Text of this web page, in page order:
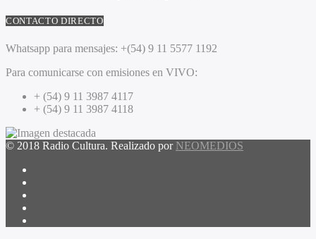
CONTACTO DIRECTO
Whatsapp para mensajes: +(54) 9 11 5577 1192
Para comunicarse con emisiones en VIVO:
+ (54) 9 11 3987 4117
+ (54) 9 11 3987 4118
© 2018 Radio Cultura. Realizado por NEOMEDIOS